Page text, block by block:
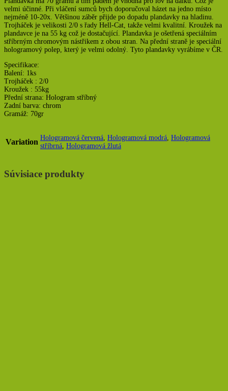
velmi účinné. Při vláčení sumců bych doporučoval házet na jedno místo
nejméně 10-20x. Většinou záběr přijde po dopadu plandavky na hladinu.
Trojháček je velikosti 2/0 s řady Hell-Cat, takže velmi kvalitní. Kroužek na
plandavce je na 55 kg což je dostačující. Plandavka je ošetřená speciálním
stříbrným chromovým nástřikem z obou stran. Na přední straně je speciální
hologramový polep, který je velmi odolný. Tyto plandavky vyrábíme v ČR.
Specifikace:
Balení: 1ks
Trojháček : 2/0
Kroužek : 55kg
Přední strana: Hologram stříbný
Zadní barva: chrom
Gramáž: 70gr
Variation Hologramová červená, Hologramová modrá, Hologramová
stříbrná, Hologramová žlutá
Súvisiace produkty